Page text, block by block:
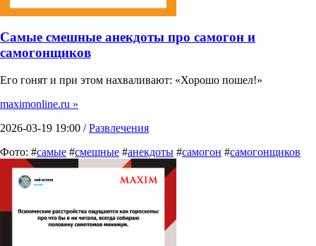
Самые смешные анекдоты про самогон и
самогонщиков
Его гонят и при этом нахваливают: «Хорошо пошел!»
maximonline.ru »
2026-03-19 19:00 /Развлечения
Фото: #самые #смешные #анекдоты #самогон #самогонщиков